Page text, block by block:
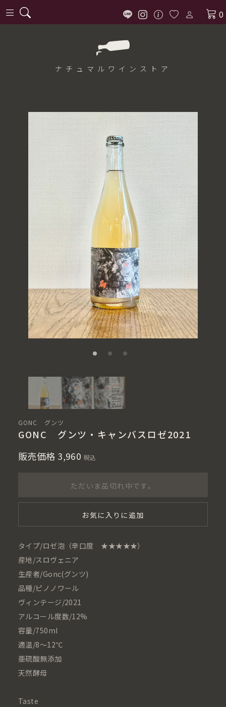
0
ナチュマル ワインストア
GONC グンツ
GONC グンツ・キャンバスロゼ2021
販売価格 3,960 税込
ただいま品切れ中です。
お気に入りに追加
タイプ/ロゼ泡（辛口度 ★★★★★）
産地/スロヴェニア
生産者/Gonc(グンツ)
品種/ピノノワール
ヴィンテージ/2021
アルコール度数/12%
容量/750ml
適温/8～12℃
亜硫酸無添加
天然酵母
Taste